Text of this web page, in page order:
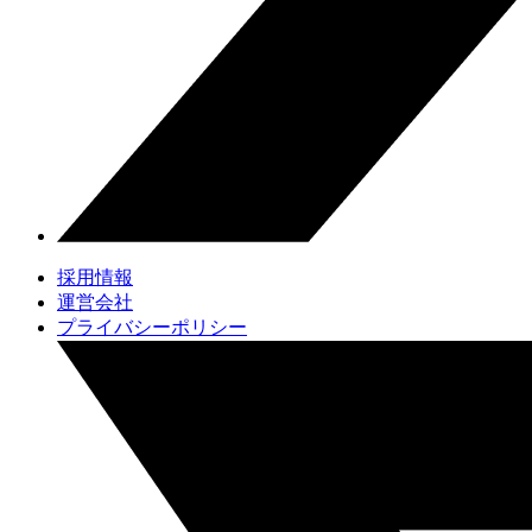
採用情報
運営会社
プライバシーポリシー